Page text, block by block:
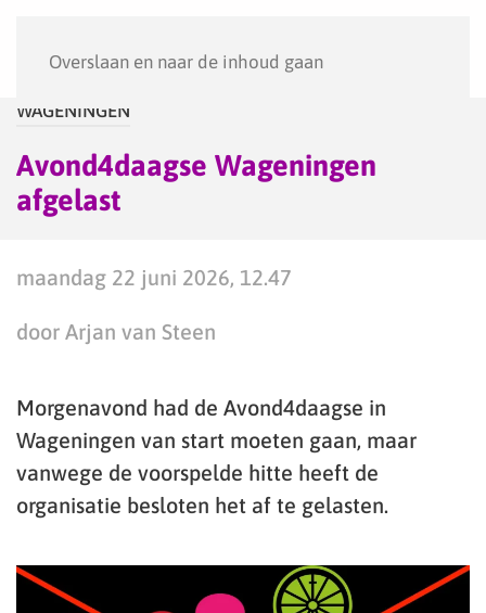
Overslaan en naar de inhoud gaan
WAGENINGEN
Avond4daagse Wageningen
afgelast
maandag 22 juni 2026, 12.47
door Arjan van Steen
Morgenavond had de Avond4daagse in
Wageningen van start moeten gaan, maar
vanwege de voorspelde hitte heeft de
organisatie besloten het af te gelasten.